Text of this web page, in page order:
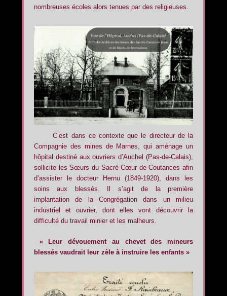
nombreuses écoles alors tenues par des religieuses.
C’est dans ce contexte que le directeur de la
Compagnie des mines de Marnes, qui aménage un
hôpital destiné aux ouvriers d’Auchel (Pas-de-Calais),
sollicite les Sœurs du Sacré Cœur de Coutances afin
d’assister le docteur Hernu (1849-1920), dans les
soins aux blessés. Il s’agit de la première
implantation de la Congrégation dans un milieu
industriel et ouvrier, dont elles vont découvrir la
difficulté du travail minier et les malheurs.
« Leur dévouement au chevet des mineurs
blessés vaudrait leur zèle à instruire les enfants »